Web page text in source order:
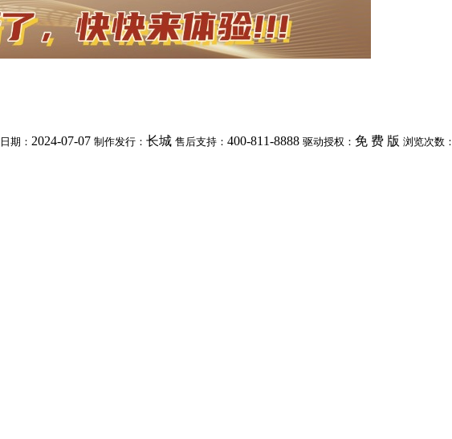
期： 2024-07-07 制作发行： 长城 售后支持： 400-811-8888 驱动授权： 免 费 版 浏览次数：